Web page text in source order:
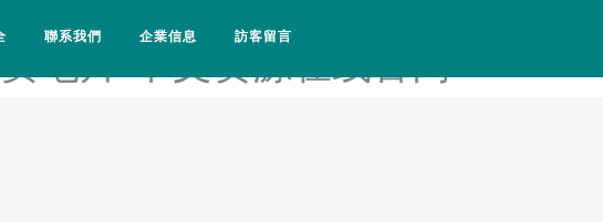
文字幕91-中文字幕2025-中文字
聯系我們 企業信息 訪客留言